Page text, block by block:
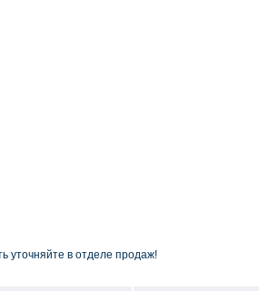
уточняйте в отделе продаж!